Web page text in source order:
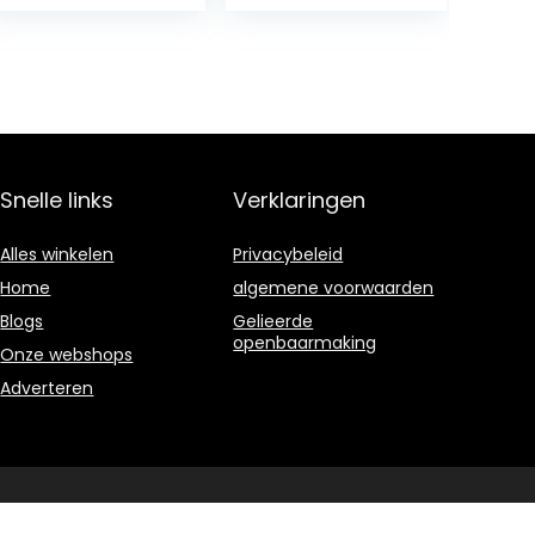
Snelle links
Alles winkelen
Home
Blogs
Onze webshops
Adverteren
Verklaringen
Privacybeleid
algemene voorwaarden
Gelieerde
openbaarmaking